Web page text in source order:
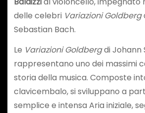
delle celebri Variazioni Goldberg
Sebastian Bach.
Le Variazioni Goldbergdi Johann
rappresentano uno dei massimi
storia della musica. Composte
clavicembalo, si sviluppano a
semplice e intensa Aria iniziale,